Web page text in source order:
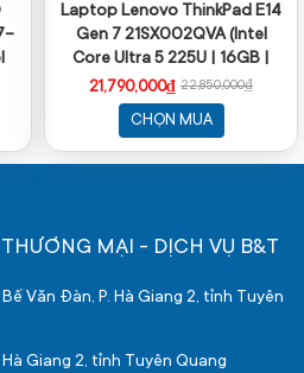
|
Laptop Lenovo ThinkPad E14
Gen 7 21SX002QVA (Intel
Core Ultra 5 225U | 16GB |
512GB | 14 inch WUXGA | Intel
Graphics | NoOS | Đen)
21,790,000₫ 22,850,000₫
CHỌN MUA
MẠI - DỊCH VỤ B&T
Văn Đàn, P. Hà Giang 2, tỉnh Tuyên
Hà Giang 2, tỉnh Tuyên Quang